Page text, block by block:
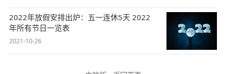
2022年放假安排出炉：五一连休5天 2022
年所有节日一览表
2021-10-26